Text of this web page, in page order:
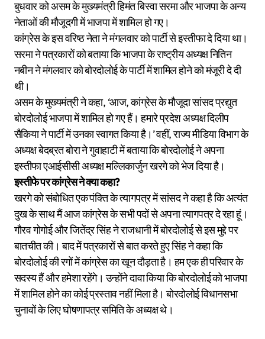
बुधवार को असम के मुख्यमंत्री हिमंत बिस्वा सरमा और भाजपा के अन्य
नेताओं की मौजूदगी में भाजपा में शामिल हो गए।
कांग्रेस के इस वरिष्ठ नेता ने मंगलवार को पार्टी से इस्तीफा दे दिया था।
सरमा ने पत्रकारों को बताया कि भाजपा के राष्ट्रीय अध्यक्ष नितिन
नबीन ने मंगलवार को बोरदोलोई के पार्टी में शामिल होने को मंजूरी दे दी
थी।
असम के मुख्यमंत्री ने कहा, ‘आज, कांग्रेस के मौजूदा सांसद प्रद्युत
बोरदोलोई भाजपा में शामिल हो गए हैं। हमारे प्रदेश अध्यक्ष दिलीप
सैकिया ने पार्टी में उनका स्वागत किया है।’ वहीं, राज्य मीडिया विभाग के
अध्यक्ष बेदब्रत बोरा ने गुवाहाटी में बताया कि बोरदोलोई ने अपना
इस्तीफा एआईसीसी अध्यक्ष मल्लिकार्जुन खरगे को भेज दिया है।
इस्तीफे पर कांग्रेस ने क्या कहा?
खरगे को संबोधित एक पंक्ति के त्यागपत्र में सांसद ने कहा है कि अत्यंत
दुख के साथ मैं आज कांग्रेस के सभी पदों से अपना त्यागपत्र दे रहा हूं।
गौरव गोगोई और जितेंद्र सिंह ने राजधानी में बोरदोलोई से इस मुद्दे पर
बातचीत की। बाद में पत्रकारों से बात करते हुए सिंह ने कहा कि
बोरदोलोई की रगों में कांग्रेस का खून दौड़ता है। हम एक ही परिवार के
सदस्य हैं और हमेशा रहेंगे। उन्होंने दावा किया कि बोरदोलोई को भाजपा
में शामिल होने का कोई प्रस्ताव नहीं मिला है। बोरदोलोई विधानसभा
चुनावों के लिए घोषणापत्र समिति के अध्यक्ष थे।